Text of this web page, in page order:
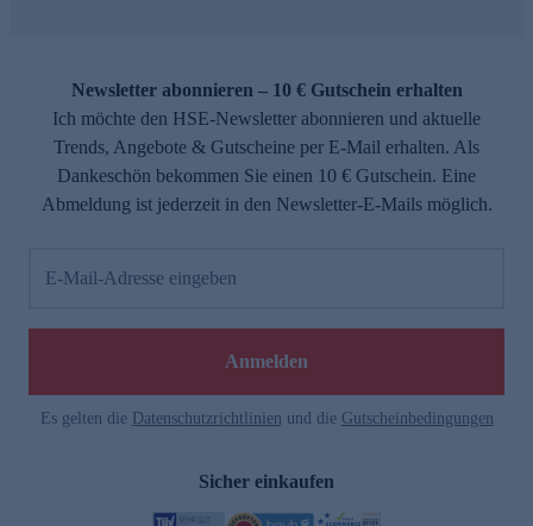
Newsletter abonnieren – 10 € Gutschein erhalten
Ich möchte den HSE-Newsletter abonnieren und aktuelle
Trends, Angebote & Gutscheine per E-Mail erhalten. Als
Dankeschön bekommen Sie einen 10 € Gutschein. Eine
Abmeldung ist jederzeit in den Newsletter-E-Mails möglich.
E-Mail-Adresse eingeben
Anmelden
Es gelten die Datenschutzrichtlinien und die Gutscheinbedingungen
Sicher einkaufen